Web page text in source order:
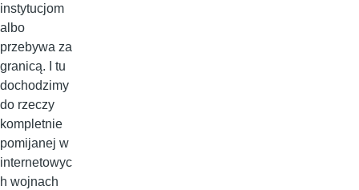
instytucjom
albo
przebywa za
granicą. I tu
dochodzimy
do rzeczy
kompletnie
pomijanej w
internetowyc
h wojnach